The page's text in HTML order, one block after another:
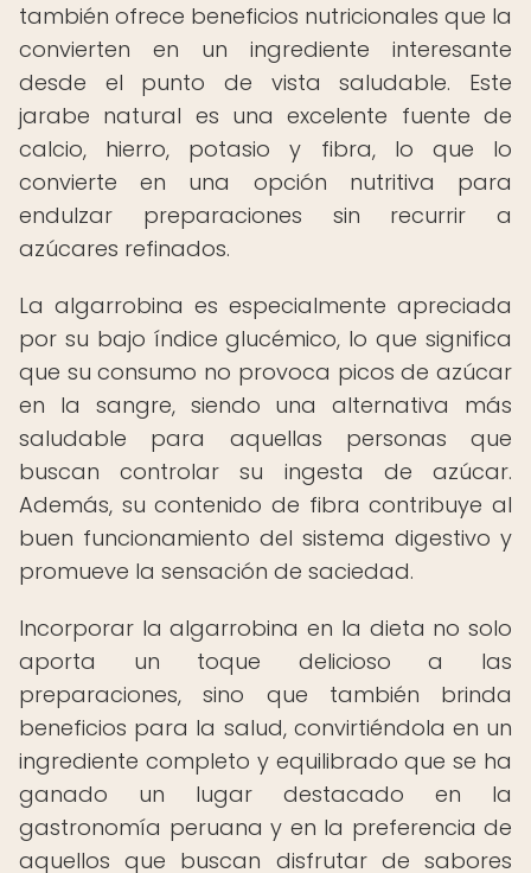
también ofrece beneficios nutricionales que la
convierten en un ingrediente interesante
desde el punto de vista saludable. Este
jarabe natural es una excelente fuente de
calcio, hierro, potasio y fibra, lo que lo
convierte en una opción nutritiva para
endulzar preparaciones sin recurrir a
azúcares refinados.
La algarrobina es especialmente apreciada
por su bajo índice glucémico, lo que significa
que su consumo no provoca picos de azúcar
en la sangre, siendo una alternativa más
saludable para aquellas personas que
buscan controlar su ingesta de azúcar.
Además, su contenido de fibra contribuye al
buen funcionamiento del sistema digestivo y
promueve la sensación de saciedad.
Incorporar la algarrobina en la dieta no solo
aporta un toque delicioso a las
preparaciones, sino que también brinda
beneficios para la salud, convirtiéndola en un
ingrediente completo y equilibrado que se ha
ganado un lugar destacado en la
gastronomía peruana y en la preferencia de
aquellos que buscan disfrutar de sabores